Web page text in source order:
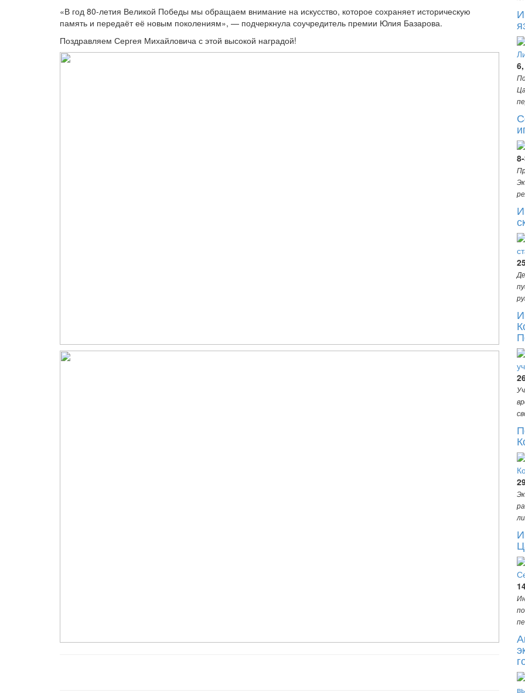
«В год 80-летия Великой Победы мы обращаем внимание на искусство, которое сохраняет историческую
память и передаёт её новым поколениям», — подчеркнула соучредитель премии Юлия Базарова.
Поздравляем Сергея Михайловича с этой высокой наградой!